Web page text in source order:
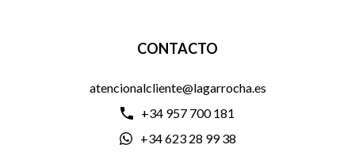
CONTACTO
atencionalcliente@lagarrocha.es
+34 957 700 181
+34 623 28 99 38